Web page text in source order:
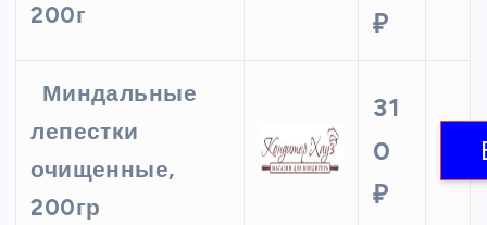
200г
₽
Миндальные
лепестки
очищенные,
200гр
31
0
₽